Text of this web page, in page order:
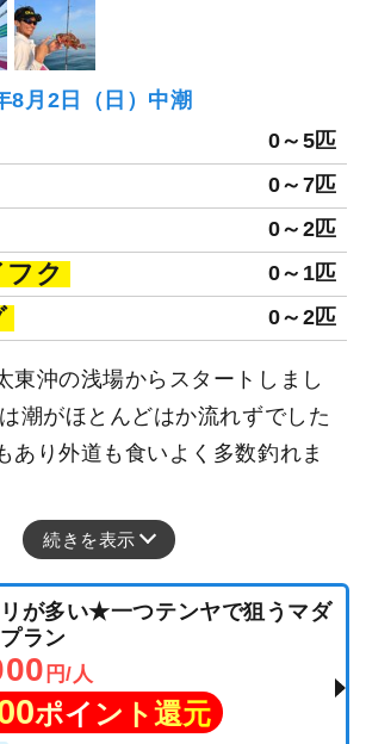
8月2日（日）中潮
0～5匹
0～7匹
0～2匹
ク 0～1匹
0～2匹
東沖の浅場からスタートしまし
潮がほとんどはか流れずでした
あり外道も食いよく多数釣れま
続きを表示
が多い★一つテンヤで狙うマダ
ラン
円/人
ポイント還元